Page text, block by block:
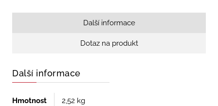
Další informace
Dotaz na produkt
Další informace
Hmotnost 2,52 kg